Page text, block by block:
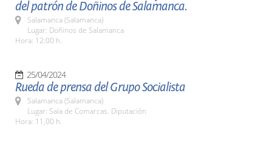
del patrón de Doñinos de Salamanca.
Salamanca (Salamanca)
Lugar: Doñinos de Salamanca
Hora: 12:00 h.
25/04/2024
Rueda de prensa del Grupo Socialista
Salamanca (Salamanca)
Lugar: Sala de Comarcas. Diputación
Hora: 11,00 h.